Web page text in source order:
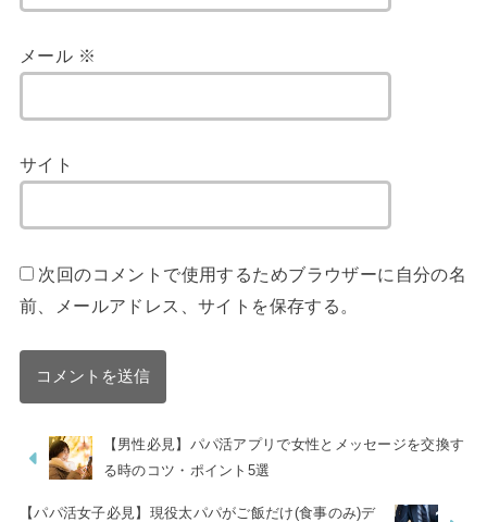
メール ※
サイト
次回のコメントで使用するためブラウザーに自分の名
前、メールアドレス、サイトを保存する。
【男性必見】パパ活アプリで女性とメッセージを交換す
る時のコツ・ポイント5選
【パパ活女子必見】現役太パパがご飯だけ(食事のみ)デ